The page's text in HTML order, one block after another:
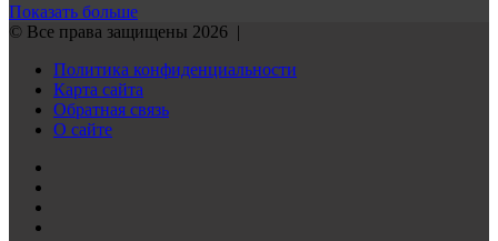
Показать больше
© Все права защищены 2026 |
Политика конфиденциальности
Карта сайта
Обратная связь
О сайте